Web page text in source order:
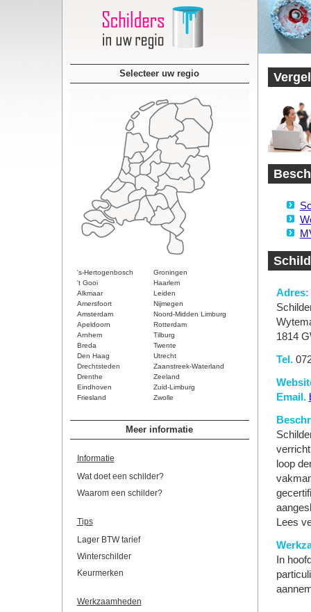
Selecteer uw regio
's-Hertogenbosch
Groningen
't Gooi
Haarlem
Alkmaar
Leiden
Amersfoort
Nijmegen
Amsterdam
Noord-Midden Limburg
Apeldoorn
Rotterdam
Arnhem
Tilburg
Breda
Twente
Den Haag
Utrecht
Drechtsteden
Zaanstreek-Waterland
Drenthe
Zeeland
Eindhoven
Zuid-Limburg
Friesland
Zwolle
Meer informatie
Informatie
Wat doet een schilder?
Waarom een schilder?
Tips
Lager BTW tarief
Winterschilder
Keurmerken
Werkzaamheden
Adres:
1814
Tel.
Email.
loop
Lees
In